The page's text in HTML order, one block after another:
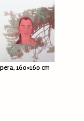
160×160 cm